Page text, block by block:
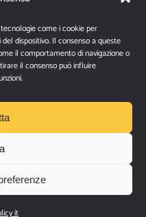
come i cookie per
dispositivo. Il consenso a queste
il comportamento di navigazione o
il consenso può influire
it
5681
POLICY
– Catania, 95129
i diritti riservati.